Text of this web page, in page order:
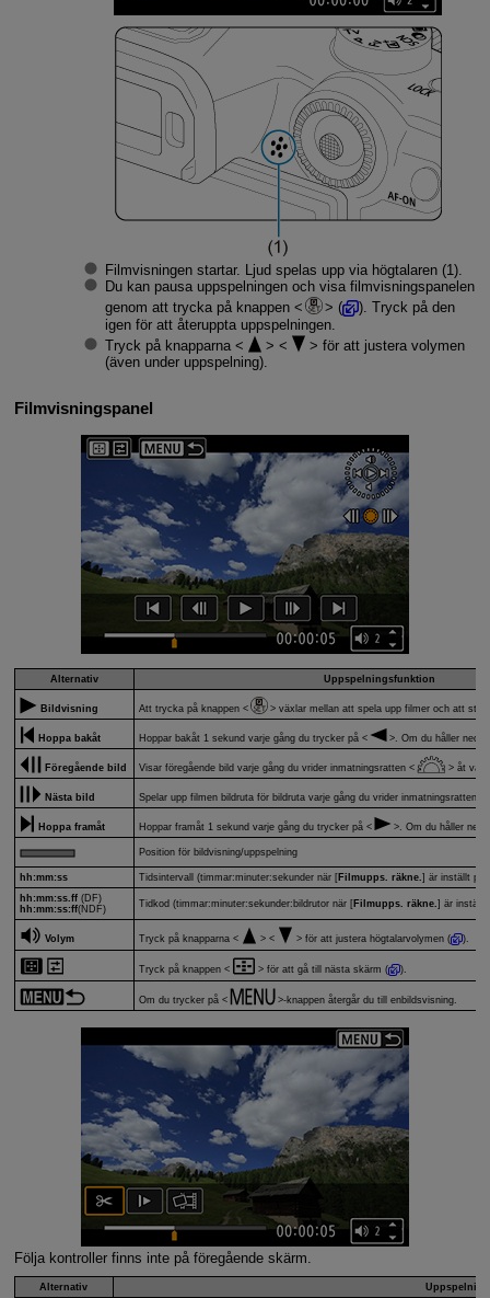
Filmvisningen startar. Ljud spelas upp via högtalaren (1).
Du kan pausa uppspelningen och visa filmvisningspanelen
genom att trycka på knappen
(
). Tryck på den
igen för att återuppta uppspelningen.
Tryck på knapparna
för att justera volymen
(även under uppspelning).
Filmvisningspanel
Alternativ Uppspelningsfunktion
Bildvisning Att trycka på knappen växlar mellan att spela upp filmer och att
Hoppa bakåt Hoppar bakåt 1 sekund varje gång du trycker på . Om du håller ned
Föregående bild Visar föregående bild varje gång du vrider inmatningsratten åt
Nästa bild Spelar upp filmen bildruta för bildruta varje gång du vrider inmatningsratten
Hoppa framåt Hoppar framåt 1 sekund varje gång du trycker på . Om du håller ned
Position för bildvisning/uppspelning
hh:mm:ss Tidsintervall (timmar:minuter:sekunder när [ Filmupps. räkne.] är inställt på
hh:mm:ss.ff (DF)
hh:mm:ss:ff(NDF) Tidkod (timmar:minuter:sekunder:bildrutor när [ Filmupps. räkne.] är inställt
Volym Tryck på knapparna för att justera högtalarvolymen ( ).
Tryck på knappen för att gå till nästa skärm ( ).
Om du trycker på -knappen återgår du till enbildsvisning.
Följa kontroller finns inte på föregående skärm.
Alternativ